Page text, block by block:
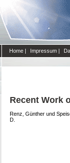
Home | Impressum |
Recent Work
Renz, Günther und
D.